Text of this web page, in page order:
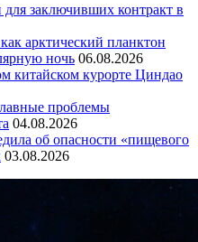
заключивших контракт в
арктический планктон
ночь 06.08.2026
китайском курорте Циндао
проблемы
04.08.2026
об опасности «пищевого
03.08.2026